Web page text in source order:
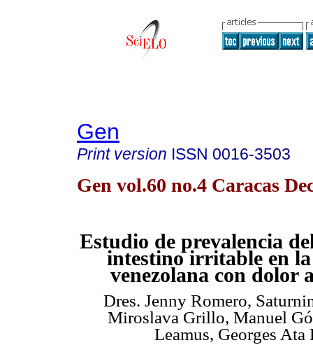
Gen
Print version ISSN 0016-3503
Gen vol.60 no.4 Caracas
Estudio de prevalencia
intestino irritable en
venezolana con dolor
Dres. Jenny Romero,
Miroslava Grillo, Manuel
Leamus, Georges Ata